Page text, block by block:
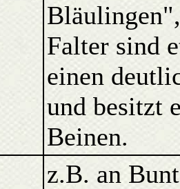
Falter sind
einen
und besitzt
Beinen.
z.B. an